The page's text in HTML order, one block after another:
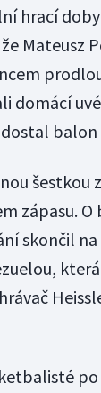
hrací
Mateusz
domácí
balon
šestkou
zápasu.
skončil
po